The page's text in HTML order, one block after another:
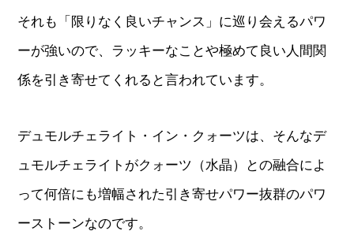
それも「限りなく良いチャンス」に巡り会えるパワ
ーが強いので、ラッキーなことや極めて良い人間関
係を引き寄せてくれると言われています。
デュモルチェライト・イン・クォーツは、そんなデ
ュモルチェライトがクォーツ（水晶）との融合によ
って何倍にも増幅された引き寄せパワー抜群のパワ
ーストーンなのです。